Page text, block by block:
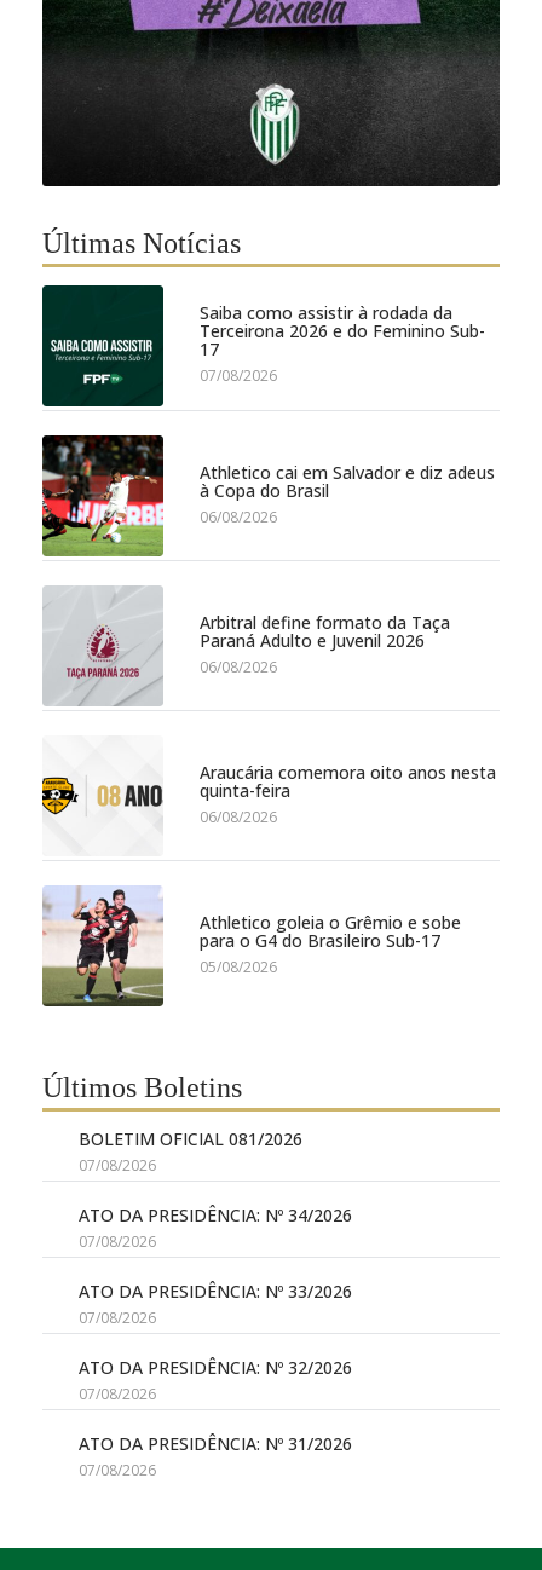
Últimas Notícias
Saiba como assistir à rodada da
Terceirona 2026 e do Feminino Sub-
17
07/08/2026
Athletico cai em Salvador e diz adeus
à Copa do Brasil
06/08/2026
Arbitral define formato da Taça
Paraná Adulto e Juvenil 2026
06/08/2026
Araucária comemora oito anos nesta
quinta-feira
06/08/2026
Athletico goleia o Grêmio e sobe
para o G4 do Brasileiro Sub-17
05/08/2026
Últimos Boletins
BOLETIM OFICIAL 081/2026
07/08/2026
ATO DA PRESIDÊNCIA: Nº 34/2026
07/08/2026
ATO DA PRESIDÊNCIA: Nº 33/2026
07/08/2026
ATO DA PRESIDÊNCIA: Nº 32/2026
07/08/2026
ATO DA PRESIDÊNCIA: Nº 31/2026
07/08/2026